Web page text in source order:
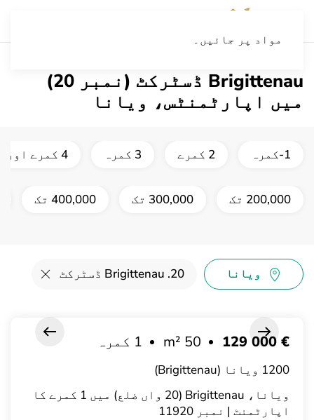
مواد پر جائیں۔
Brigittenau ڈسٹرکٹ (نمبر 20)
میں اپارٹمنٹس، ویانا
1-کمرہ 2 کمرے 3 کمرہ 4 کمرے اور اس سے بڑا
200,000 تک 300,000 تک 400,000 تک
ویانا 20. Brigittenau ڈسٹرکٹ
ویانا، Brigittenau (20 واں ضلع) میں 1 کمرے کا
اپارٹمنٹ | نمبر 11920
€ 129 000
50 m² 1 کمرہ
1200 ویانا (Brigittenau)